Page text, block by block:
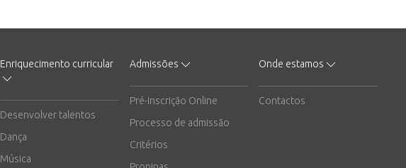
Enriquecimento curricular
Desenvolver talentos
Dança
Música
Admissões
Pré-Inscrição Online
Processo de admissão
Critérios
Onde estamos
Contactos